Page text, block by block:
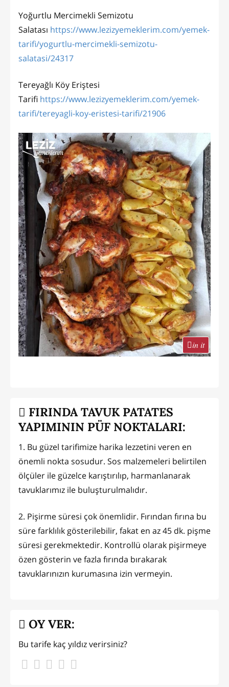
Yoğurtlu Mercimekli Semizotu
Salatası https://www.lezizyemeklerim.com/yemek-
tarifi/yogurtlu-mercimekli-semizotu-
salatasi/24317
Tereyağlı Köy Eriştesi
Tarifi https://www.lezizyemeklerim.com/yemek-
tarifi/tereyagli-koy-eristesi-tarifi/21906
in it
FIRINDA TAVUK PATATES
YAPIMININ PÜF NOKTALARI:
1. Bu güzel tarifimize harika lezzetini veren en
önemli nokta sosudur. Sos malzemeleri belirtilen
ölçüler ile güzelce karıştırılıp, harmanlanarak
tavuklarımız ile buluşturulmalıdır.
2. Pişirme süresi çok önemlidir. Fırından fırına bu
süre farklılık gösterilebilir, fakat en az 45 dk. pişme
süresi gerekmektedir. Kontrollü olarak pişirmeye
özen gösterin ve fazla fırında bırakarak
tavuklarınızın kurumasına izin vermeyin.
OY VER:
Bu tarife kaç yıldız verirsiniz?